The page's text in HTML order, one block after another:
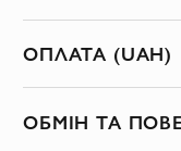
ОПЛАТА (UAH)
ОБМІН ТА